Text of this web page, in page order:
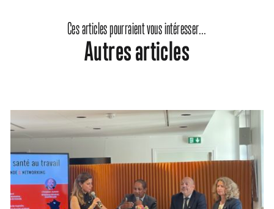
Ces articles pourraient vous intéresser...
Autres articles